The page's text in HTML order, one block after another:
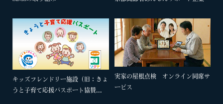
キッズフレンドリー施設（旧：きょ
うと子育て応援パスポート協賛...
実家の屋根点検 オンライン同席サ
ービス